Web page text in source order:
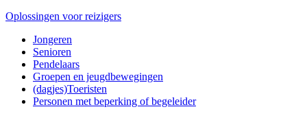
Oplossingen voor reizigers
Jongeren
Senioren
Pendelaars
Groepen en jeugdbewegingen
(dagjes)Toeristen
Personen met beperking of begeleider